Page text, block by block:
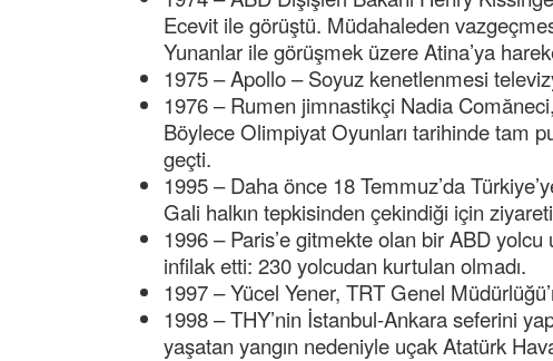
Ecevit ile görüştü. Müdahaleden
Yunanlar ile görüşmek üzere Atina’ya
1975 – Apollo – Soyuz kenetlenmesi
1976 – Rumen jimnastikçi Nadia
Böylece Olimpiyat Oyunları tarihinde tam
geçti.
1995 – Daha önce 18 Temmuz’da
Gali halkın tepkisinden çekindiği için
1996 – Paris’e gitmekte olan bir ABD yolcu
infilak etti: 230 yolcudan kurtulan olmadı.
1997 – Yücel Yener, TRT Genel
1998 – THY’nin İstanbul-Ankara seferini
yaşatan yangın nedeniyle uçak Atatürk